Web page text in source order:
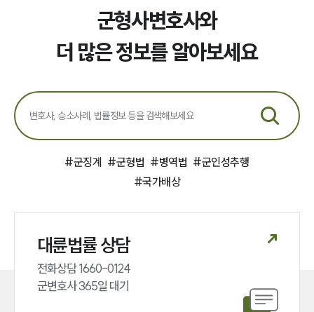
군형사변호사와
더 많은 정보를 알아보세요
#군징계 #군형법 #병역법 #군인성추행
#국가배상
대륜법률 상담
전화상담 1660-0124
군변호사 365일 대기